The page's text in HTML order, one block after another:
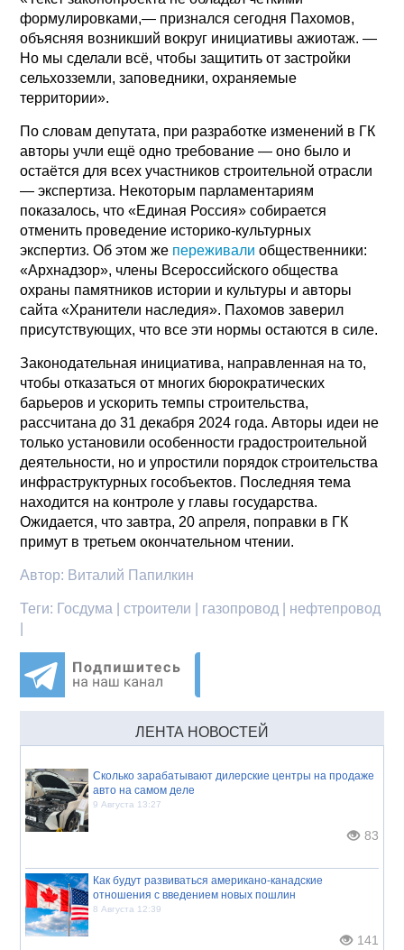
формулировками,— признался сегодня Пахомов,
объясняя возникший вокруг инициативы ажиотаж. —
Но мы сделали всё, чтобы защитить от застройки
сельхозземли, заповедники, охраняемые
территории».
По словам депутата, при разработке изменений в ГК
авторы учли ещё одно требование — оно было и
остаётся для всех участников строительной отрасли
— экспертиза. Некоторым парламентариям
показалось, что «Единая Россия» собирается
отменить проведение историко-культурных
экспертиз. Об этом же переживали общественники:
«Архнадзор», члены Всероссийского общества
охраны памятников истории и культуры и авторы
сайта «Хранители наследия». Пахомов заверил
присутствующих, что все эти нормы остаются в силе.
Законодательная инициатива, направленная на то,
чтобы отказаться от многих бюрократических
барьеров и ускорить темпы строительства,
рассчитана до 31 декабря 2024 года. Авторы идеи не
только установили особенности градостроительной
деятельности, но и упростили порядок строительства
инфраструктурных гособъектов. Последняя тема
находится на контроле у главы государства.
Ожидается, что завтра, 20 апреля, поправки в ГК
примут в третьем окончательном чтении.
Автор: Виталий Папилкин
Теги: Госдума | строители | газопровод | нефтепровод
ЛЕНТА НОВОСТЕЙ
Сколько зарабатывают дилерские центры на продаже
авто на самом деле
9 Августа 13:27
83
Как будут развиваться американо-канадские
отношения с введением новых пошлин
8 Августа 12:39
141